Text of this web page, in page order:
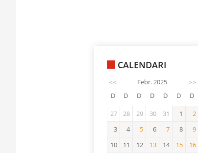
CALENDARI
<< Febr. 2025 >>
D D D D D D D
27 28 29 30 31 1 2
3 4 5 6 7 8 9
9
10 11 12 13 14 15 16